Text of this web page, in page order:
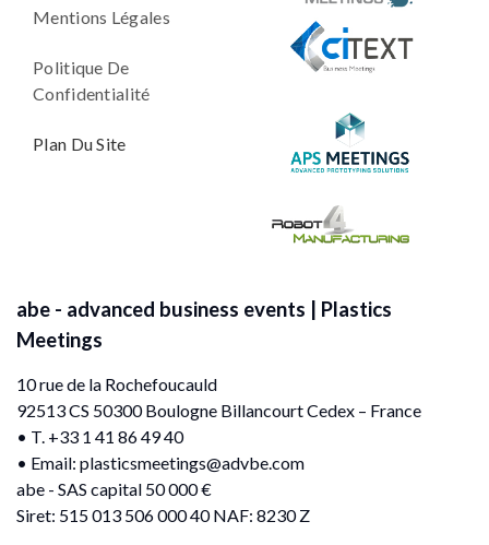
Mentions Légales
Politique De
Confidentialité
Plan Du Site
abe - advanced business events | Plastics
Meetings
10 rue de la Rochefoucauld
92513 CS 50300 Boulogne Billancourt Cedex – France
• T. +33 1 41 86 49 40
• Email: plasticsmeetings@advbe.com
abe - SAS capital 50 000 €
Siret: 515 013 506 000 40 NAF: 8230 Z